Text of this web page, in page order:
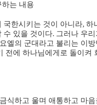
는 내용
국한시키는 것이 아니라, 하
수 있을 것이다. 그러나 우리
요엘의 군대라고 불리는 이방
전에 하나님에게로 돌이켜
식하고 울며 애통하고 마음